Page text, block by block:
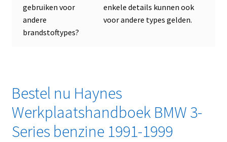
gebruiken voor
andere
brandstoftypes?
enkele details kunnen ook
voor andere types gelden.
Bestel nu Haynes
Werkplaatshandboek BMW 3-
Series benzine 1991-1999